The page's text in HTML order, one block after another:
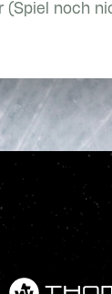
(Spiel noch